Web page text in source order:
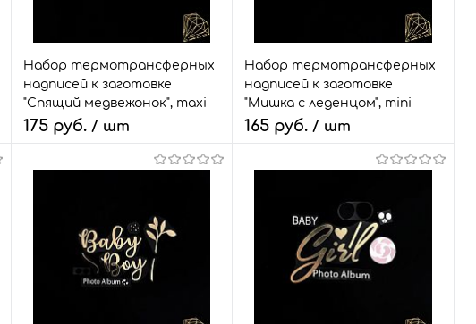
Набор термотрансферных
надписей к заготовке
"Спящий медвежонок", maxi
175 руб. / шт
В корзину
Быстрый заказ
Сравнить
Набор термотрансферных
надписей к заготовке
"Мишка с леденцом", mini
165 руб./ шт
В корзину
Быстрый заказ
Сравнить